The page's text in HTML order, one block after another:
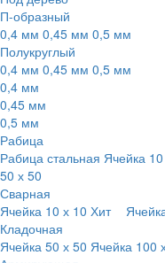
П-образный
0,4 мм 0,45 мм 0,5 мм
Полукруглый
0,4 мм 0,45 мм 0,5 мм
0,4 мм
0,45 мм
0,5 мм
Рабица
Рабица стальная Ячейка
50 х 50
Сварная
Ячейка 10 х 10 Хит
Кладочная
Ячейка 50 х 50 Ячейка 100